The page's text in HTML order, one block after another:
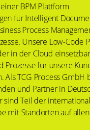
BPM Plattform
für Intelligent
Process
Unsere Low-Code
in der Cloud
Prozesse für unsere
Als TCG Process GmbH
und Partner in
sind Teil der
mit Standorten auf allen